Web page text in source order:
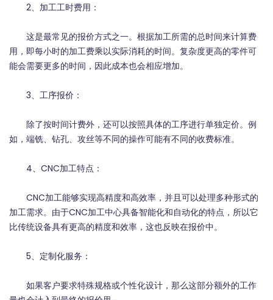
2、加工工时费用：
这是最常见的报价方式之一。根据加工所需的总时间来计算费
用，即每小时的加工费乘以实际消耗的时间。复杂度更高的零件可
能会需要更多的时间，因此成本也会相应增加。
3、工序报价：
除了按时间计费外，还可以按照具体的工序进行单独定价。例
如，端铣、钻孔、攻丝等不同的操作可能有不同的收费标准。
4、CNC加工特点：
CNC加工能够实现高精度和高效率，并且可以处理多种形式的
加工需求。由于CNC加工中心具备智能化和自动化的特点，所以它
比传统设备具有更高的精度和效率，这也反映在报价中。
5、定制化服务：
如果客户要求特殊规格或个性化设计，那么这部分额外的工作